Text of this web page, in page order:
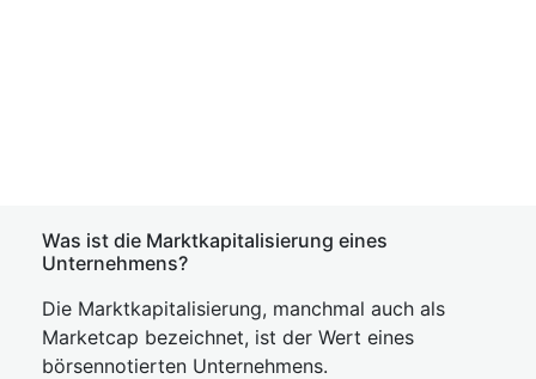
Was ist die Marktkapitalisierung eines
Unternehmens?
Die Marktkapitalisierung, manchmal auch als
Marketcap bezeichnet, ist der Wert eines
börsennotierten Unternehmens.